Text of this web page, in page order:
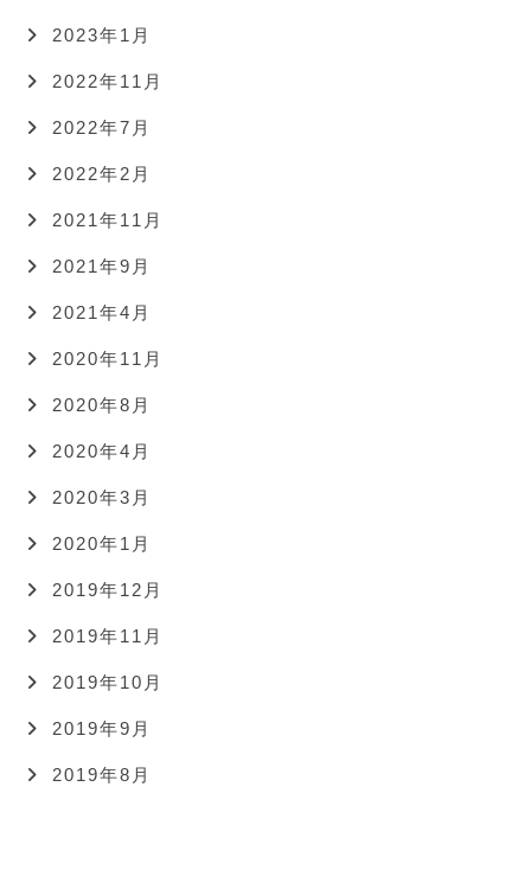
2023年1月
2022年11月
2022年7月
2022年2月
2021年11月
2021年9月
2021年4月
2020年11月
2020年8月
2020年4月
2020年3月
2020年1月
2019年12月
2019年11月
2019年10月
2019年9月
2019年8月